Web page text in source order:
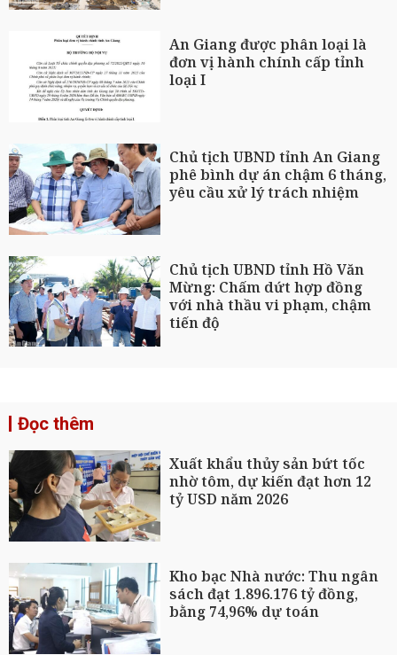
An Giang được phân loại là
đơn vị hành chính cấp tỉnh
loại I
Chủ tịch UBND tỉnh An Giang
phê bình dự án chậm 6 tháng,
yêu cầu xử lý trách nhiệm
Chủ tịch UBND tỉnh Hồ Văn
Mừng: Chấm dứt hợp đồng
với nhà thầu vi phạm, chậm
tiến độ
Đọc thêm
Xuất khẩu thủy sản bứt tốc
nhờ tôm, dự kiến đạt hơn 12
tỷ USD năm 2026
Kho bạc Nhà nước: Thu ngân
sách đạt 1.896.176 tỷ đồng,
bằng 74,96% dự toán